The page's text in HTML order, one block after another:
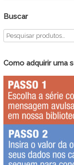
Buscar
Como adquirir uma